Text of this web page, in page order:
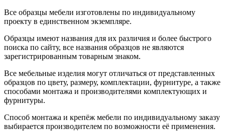
Все образцы мебели изготовлены по индивидуальному
проекту в единственном экземпляре.
Образцы имеют названия для их различия и более быстрого
поиска по сайту, все названия образцов не являются
зарегистрированным товарным знаком.
Все мебельные изделия могут отличаться от представленных
образцов по цвету, размеру, комплектации, фурнитуре, а также
способами монтажа и производителями комплектующих и
фурнитуры.
Способ монтажа и крепёж мебели по индивидуальному заказу
выбирается производителем по возможности её применения.